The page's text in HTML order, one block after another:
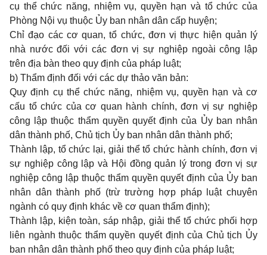
cụ thể chức năng, nhiệm vụ, quyền hạn và tổ chức của
Phòng Nội vụ thuộc Ủy ban nhân dân cấp huyện;
Chỉ đạo các cơ quan, tổ chức, đơn vị thực hiện quản lý
nhà nước đối với các đơn vị sự nghiệp ngoài công lập
trên địa bàn theo quy định của pháp luật;
b) Thẩm định đối với các dự thảo văn bản:
Quy định cụ thể chức năng, nhiệm vụ, quyền hạn và cơ
cấu tổ chức của cơ quan hành chính, đơn vị sự nghiệp
công lập thuộc thẩm quyền quyết định của Ủy ban nhân
dân thành phố, Chủ tịch Ủy ban nhân dân thành phố;
Thành lập, tổ chức lại, giải thể tổ chức hành chính, đơn vị
sự nghiệp công lập và Hội đồng quản lý trong đơn vị sự
nghiệp công lập thuộc thẩm quyền quyết định của Ủy ban
nhân dân thành phố (trừ trường hợp pháp luật chuyên
ngành có quy định khác về cơ quan thẩm định);
Thành lập, kiện toàn, sáp nhập, giải thể tổ chức phối hợp
liên ngành thuộc thẩm quyền quyết định của Chủ tịch Ủy
ban nhân dân thành phố theo quy định của pháp luật;